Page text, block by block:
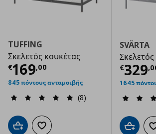
TUFFING
Σκελετός κουκέτας
€169,00
Τρέχουσα τιμή €
845 πόντους ανταμοιβής
(8)
Προσθήκη στο καλάθι
Προσθήκη στα αγαπημένα
SVÄRTA
€329,
1645